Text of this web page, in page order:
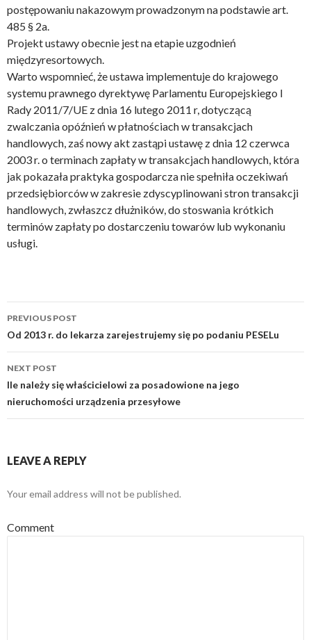
postępowaniu nakazowym prowadzonym na podstawie art.
485 § 2a.
Projekt ustawy obecnie jest na etapie uzgodnień
międzyresortowych.
Warto wspomnieć, że ustawa implementuje do krajowego
systemu prawnego dyrektywę Parlamentu Europejskiego I
Rady 2011/7/UE z dnia 16 lutego 2011 r, dotyczącą
zwalczania opóźnień w płatnościach w transakcjach
handlowych, zaś nowy akt zastąpi ustawę z dnia 12 czerwca
2003 r. o terminach zapłaty w transakcjach handlowych, która
jak pokazała praktyka gospodarcza nie spełniła oczekiwań
przedsiębiorców w zakresie zdyscyplinowani stron transakcji
handlowych, zwłaszcz dłużników, do stoswania krótkich
terminów zapłaty po dostarczeniu towarów lub wykonaniu
usługi.
Post
navigation
PREVIOUS POST
Od 2013 r. do lekarza zarejestrujemy się po podaniu PESELu
NEXT POST
Ile należy się właścicielowi za posadowione na jego
nieruchomości urządzenia przesyłowe
LEAVE A REPLY
Your email address will not be published.
Comment